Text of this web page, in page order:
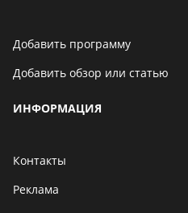
Добавить программу
Добавить обзор или статью
ИНФОРМАЦИЯ
Контакты
Реклама